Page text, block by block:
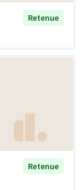
Retenue
Retenue